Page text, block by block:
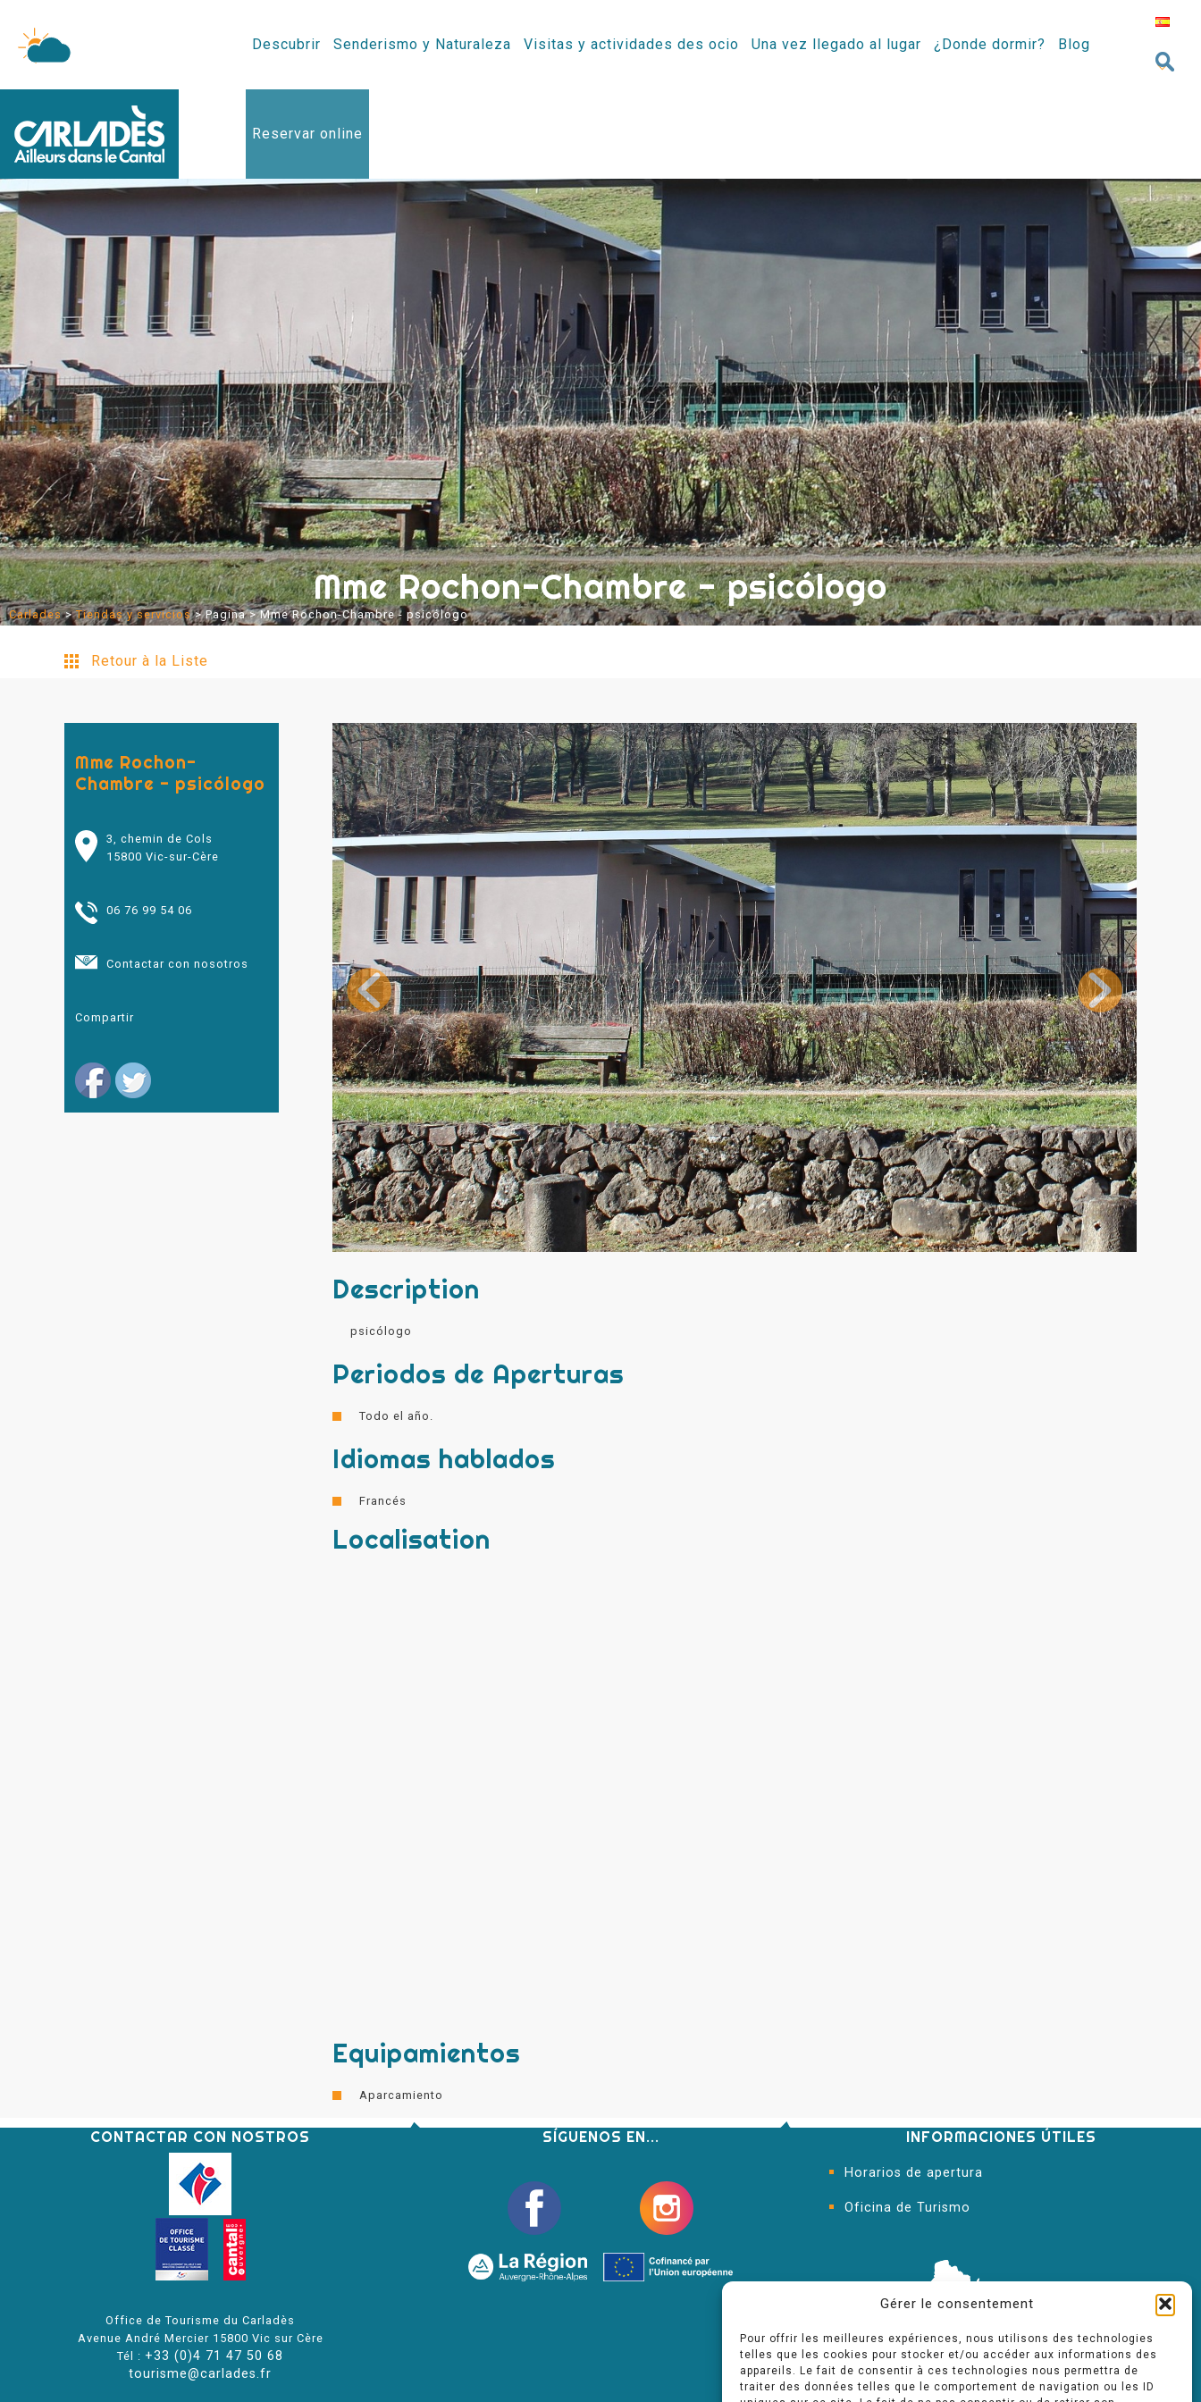
Gérer le consentement
Pour offrir les meilleures expériences, nous utilisons des technologies
telles que les cookies pour stocker et/ou accéder aux informations des
appareils. Le fait de consentir à ces technologies nous permettra de
traiter des données telles que le comportement de navigation ou les ID
Descubrir Senderismo y Naturaleza Visitas y actividades des ocio Una vez llegado al lugar ¿Donde dormir? Blog
Reservar online
Mme Rochon-Chambre - psicólogo
Carlades>Tiendas y servicios>Pagina> Mme Rochon-Chambre - psicólogo
Retour à la Liste
Mme Rochon-
Chambre - psicólogo
3, chemin de Cols
15800 Vic-sur-Cère
06 76 99 54 06
Contactar con nosotros
Compartir
Description
psicólogo
Periodos de Aperturas
Todo el año.
Idiomas hablados
Francés
Localisation
Equipamientos
Aparcamiento
CONTACTAR CON NOSTROS
Office de Tourisme du Carladès
Avenue André Mercier 15800 Vic sur Cère
Tél : +33 (0)4 71 47 50 68
tourisme@carlades.fr
SÍGUENOS EN... INFORMACIONES ÚTILES
Horarios de apertura
Oficina de Turismo